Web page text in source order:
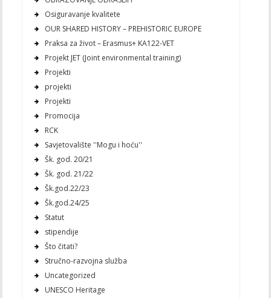
Osiguravanje kvalitete
OUR SHARED HISTORY – PREHISTORIC EUROPE
Praksa za život – Erasmus+ KA122-VET
Projekt JET (Joint environmental training)
Projekti
projekti
Projekti
Promocija
RCK
Savjetovalište ''Mogu i hoću''
Šk. god. 20/21
Šk. god. 21/22
Šk.god.22/23
Šk.god.24/25
Statut
stipendije
Što čitati?
Stručno-razvojna služba
Uncategorized
UNESCO Heritage